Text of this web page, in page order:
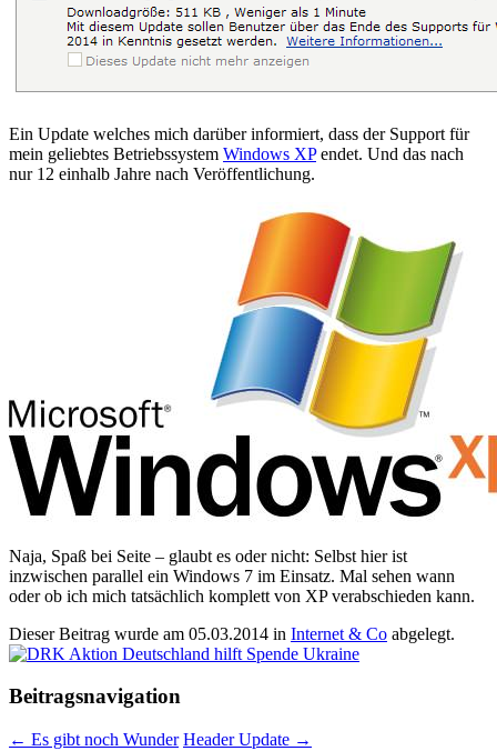
Ein Update welches mich darüber informiert, dass der Support für
mein geliebtes Betriebssystem Windows XPendet. Und das nach
nur 12 einhalb Jahre nach Veröffentlichung.
Naja, Spaß bei Seite – glaubt es oder nicht: Selbst hier ist
inzwischen parallel ein Windows 7 im Einsatz. Mal sehen wann
oder ob ich mich tatsächlich komplett von XP verabschieden kann.
Dieser Beitrag wurde am 05.03.2014 in Internet & Co abgelegt.
Beitragsnavigation
← Es gibt noch Wunder Header Update →